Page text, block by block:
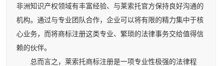
非洲知识产权领域有丰富经验、与莱索托官方保持良好沟通的
机构。通过与专业团队合作，企业可以将有限的精力集中于核
心业务，而将商标注册这类专业、繁琐的法律事务交给值得信
赖的伙伴。
总而言之，莱索托商标注册是一项专业性极强的法律程